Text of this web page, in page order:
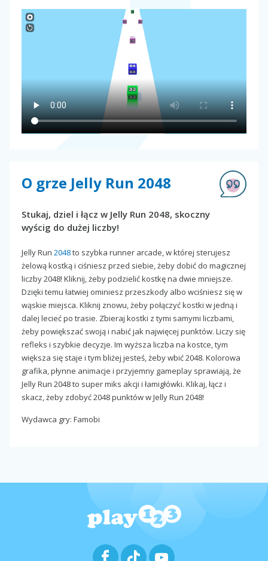
O grze Jelly Run 2048
Stukaj, dziel i łącz w Jelly Run 2048, skoczny
wyścig do dużej liczby!
Jelly Run 2048to szybka runner arcade, w której sterujesz
żelową kostką i ciśniesz przed siebie, żeby dobić do magicznej
liczby 2048! Kliknij, żeby podzielić kostkę na dwie mniejsze.
Dzięki temu łatwiej ominiesz przeszkody albo wciśniesz się w
wąskie miejsca. Kliknij znowu, żeby połączyć kostki w jedną i
dalej lecieć po trasie. Zbieraj kostki z tymi samymi liczbami,
żeby powiększać swoją i nabić jak najwięcej punktów. Liczy się
refleks i szybkie decyzje. Im wyższa liczba na kostce, tym
większa się staje i tym bliżej jesteś, żeby wbić 2048. Kolorowa
grafika, płynne animacje i przyjemny gameplay sprawiają, że
Jelly Run 2048 to super miks akcji i łamigłówki. Klikaj, łącz i
skacz, żeby zdobyć 2048 punktów w Jelly Run 2048!
Wydawca gry: Famobi